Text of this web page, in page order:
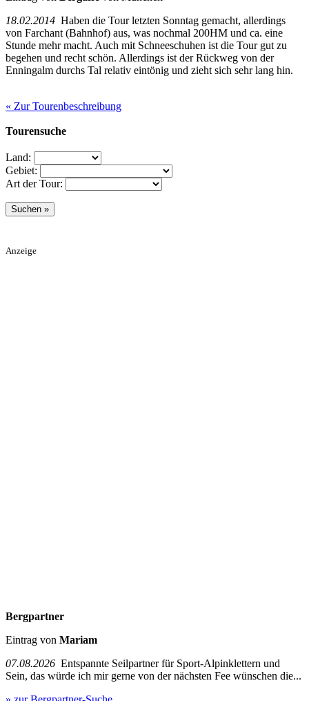
18.02.2014 Haben die Tour letzten Sonntag gemacht, allerdings
von Farchant (Bahnhof) aus, was nochmal 200HM und ca. eine
Stunde mehr macht. Auch mit Schneeschuhen ist die Tour gut zu
begehen und recht schön. Allerdings ist der Rückweg von der
Enningalm durchs Tal relativ eintönig und zieht sich sehr lang hin.
« Zur Tourenbeschreibung
Tourensuche
Land:
Gebiet:
Art der Tour:
Anzeige
Bergpartner
Eintrag von Mariam
07.08.2026 Entspannte Seilpartner für Sport-Alpinklettern und
Sein, das würde ich mir gerne von der nächsten Fee wünschen die...